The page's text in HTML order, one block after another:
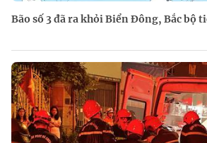
Bão số 3 đã ra khỏi Biển Đông, Bắc bộ